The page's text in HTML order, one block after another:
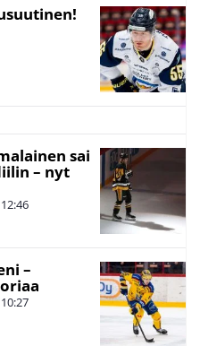
sai
– nyt
12:46
–
10:27